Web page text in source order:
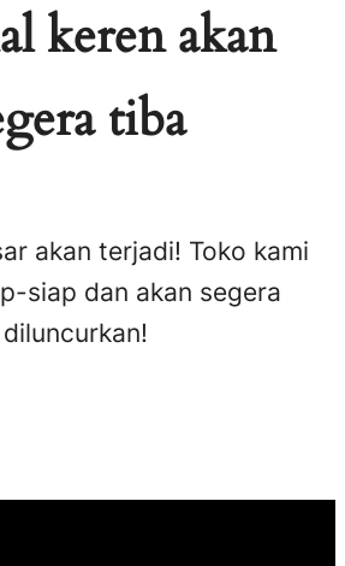
keren akan
tiba
akan terjadi! Toko kami
siap dan akan segera
diluncurkan!